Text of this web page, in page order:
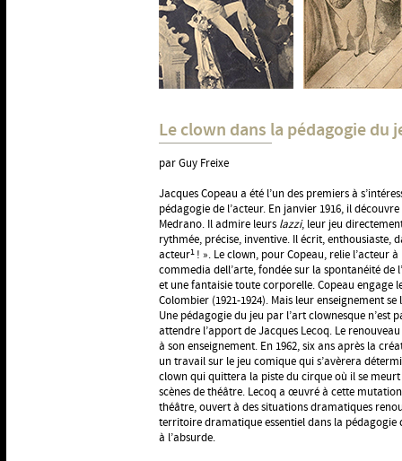
Le clown dans la pédagogie du
par Guy Freixe
Jacques Copeau a été l’un des premiers à
pédagogie de l’acteur. En janvier 1916, il
Medrano. Il admire leurs lazzi, leur jeu
rythmée, précise, inventive. Il écrit, enthousiaste,
acteur1 ! ». Le clown, pour Copeau, relie l’acteur
commedia dell’arte, fondée sur la spontanéité de
et une fantaisie toute corporelle. Copeau engage
Colombier (1921-1924). Mais leur enseignement
Une pédagogie du jeu par l’art clownesque n’est
attendre l’apport de Jacques Lecoq. Le
à son enseignement. En 1962, six ans après la
un travail sur le jeu comique qui s’avèrera
clown qui quittera la piste du cirque où il se
scènes de théâtre. Lecoq a œuvré à cette
théâtre, ouvert à des situations dramatiques
territoire dramatique essentiel dans la pédagogie
à l’absurde.